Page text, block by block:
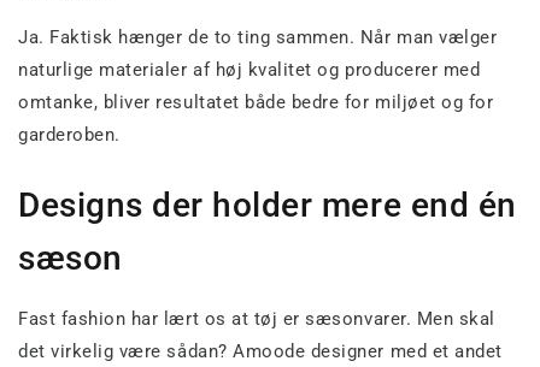
Ja. Faktisk hænger de to ting sammen. Når man vælger
naturlige materialer af høj kvalitet og producerer med
omtanke, bliver resultatet både bedre for miljøet og for
garderoben.
Designs der holder mere end én
sæson
Fast fashion har lært os at tøj er sæsonvarer. Men skal
det virkelig være sådan? Amoode designer med et andet